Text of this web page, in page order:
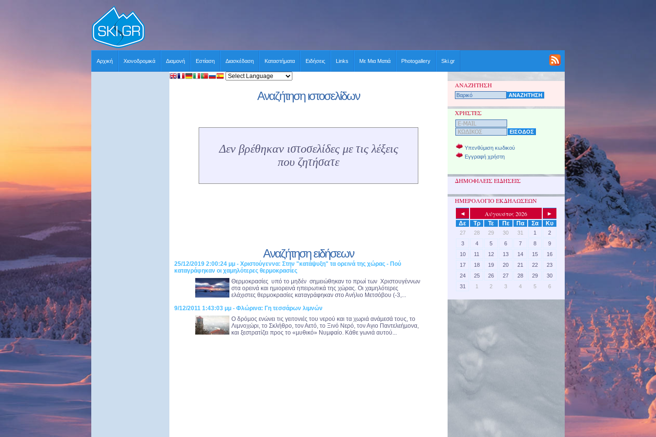
Αρχική Χιονοδρομικά Διαμονή Εστίαση Διασκέδαση Καταστήματα Ειδήσεις Links Με Μια Ματιά Photogallery Ski.gr
Αναζήτηση ιστοσελίδων
Δεν βρέθηκαν ιστοσελίδες με τις λέξεις
που ζητήσατε
Αναζήτηση ειδήσεων
25/12/2019 2:00:24 μμ - Χριστούγεννα: Στην "κατάψυξη" τα ορεινά της χώρας - Πού
καταγράφηκαν οι χαμηλότερες θερμοκρασίες
Θερμοκρασίες υπό το μηδέν σημειώθηκαν το πρωί των Χριστουγέννων
στα ορεινά και ημιορεινά ηπειρωτικά της χώρας. Οι χαμηλότερες
ελάχιστες θερμοκρασίες καταγράφηκαν στο Ανήλιο Μετσόβου (-3,...
9/12/2011 1:43:03 μμ - Φλώρινα: Γη τεσσάρων λιμνών
Ο δρόµος ενώνει τις γειτονιές του νερού και τα χωριά ανάµεσά τους, το
Λιµνοχώρι, το Σκλήθρο, τον Αετό, το Ξινό Νερό, τον Αγιο Παντελεήµονα,
και ξεστρατίζει προς το «µυθικό» Νυµφαίο. Κάθε γωνιά αυτού...
ΑΝΑΖΗΤΗΣΗ
ΧΡΗΣΤΕΣ
Υπενθύμιση κωδικού
Εγγραφή χρήστη
ΔΗΜΟΦΙΛΕΙΣ ΕΙΔΗΣΕΙΣ
ΗΜΕΡΟΛΟΓΙΟ ΕΚΔΗΛΩΣΕΩΝ
◄ Αύγουστος 2026
►
Δε
Τρ Τε Πε Πα Σα Κυ
27 28 29 30 31 1
2
3
4 5 6 7 8
9
10
11 12 13 14 15
16
17
18 19 20 21 22
23
24
25 26 27 28 29
30
31
1 2 3 4 5 6